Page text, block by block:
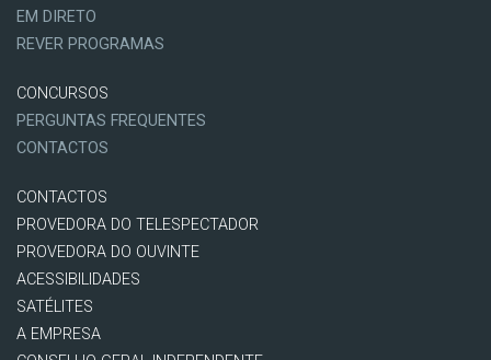
EM DIRETO
REVER PROGRAMAS
CONCURSOS
PERGUNTAS FREQUENTES
CONTACTOS
CONTACTOS
PROVEDORA DO TELESPECTADOR
PROVEDORA DO OUVINTE
ACESSIBILIDADES
SATÉLITES
A EMPRESA